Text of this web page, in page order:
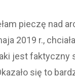
pieczę nad
2019 r.,
jest faktyczny
się to